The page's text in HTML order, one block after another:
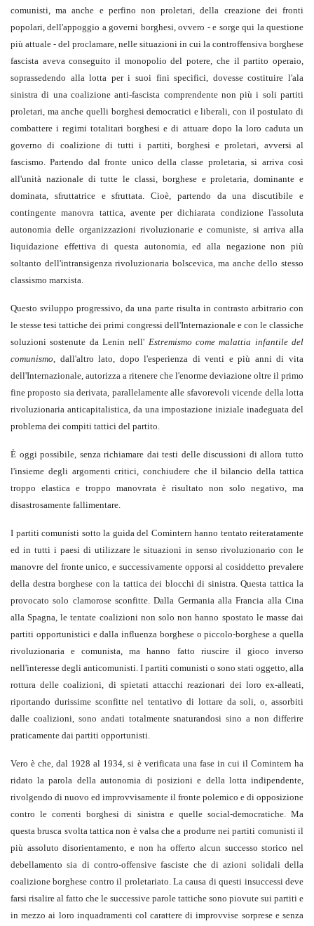
comunisti, ma anche e perfino non proletari, della creazione dei fronti
popolari, dell'appoggio a governi borghesi, ovvero - e sorge qui la questione
più attuale - del proclamare, nelle situazioni in cui la controffensiva borghese
fascista aveva conseguito il monopolio del potere, che il partito operaio,
soprassedendo alla lotta per i suoi fini specifici, dovesse costituire l'ala
sinistra di una coalizione anti-fascista comprendente non più i soli partiti
proletari, ma anche quelli borghesi democratici e liberali, con il postulato di
combattere i regimi totalitari borghesi e di attuare dopo la loro caduta un
governo di coalizione di tutti i partiti, borghesi e proletari, avversi al
fascismo. Partendo dal fronte unico della classe proletaria, si arriva così
all'unità nazionale di tutte le classi, borghese e proletaria, dominante e
dominata, sfruttatrice e sfruttata. Cioè, partendo da una discutibile e
contingente manovra tattica, avente per dichiarata condizione l'assoluta
autonomia delle organizzazioni rivoluzionarie e comuniste, si arriva alla
liquidazione effettiva di questa autonomia, ed alla negazione non più
soltanto dell'intransigenza rivoluzionaria bolscevica, ma anche dello stesso
classismo marxista.
Questo sviluppo progressivo, da una parte risulta in contrasto arbitrario con
le stesse tesi tattiche dei primi congressi dell'Internazionale e con le classiche
soluzioni sostenute da Lenin nell' Estremismo come malattia infantile del
comunismo, dall'altro lato, dopo l'esperienza di venti e più anni di vita
dell'Internazionale, autorizza a ritenere che l'enorme deviazione oltre il primo
fine proposto sia derivata, parallelamente alle sfavorevoli vicende della lotta
rivoluzionaria anticapitalistica, da una impostazione iniziale inadeguata del
problema dei compiti tattici del partito.
È oggi possibile, senza richiamare dai testi delle discussioni di allora tutto
l'insieme degli argomenti critici, conchiudere che il bilancio della tattica
troppo elastica e troppo manovrata è risultato non solo negativo, ma
disastrosamente fallimentare.
I partiti comunisti sotto la guida del Comintern hanno tentato reiteratamente
ed in tutti i paesi di utilizzare le situazioni in senso rivoluzionario con le
manovre del fronte unico, e successivamente opporsi al cosiddetto prevalere
della destra borghese con la tattica dei blocchi di sinistra. Questa tattica la
provocato solo clamorose sconfitte. Dalla Germania alla Francia alla Cina
alla Spagna, le tentate coalizioni non solo non hanno spostato le masse dai
partiti opportunistici e dalla influenza borghese o piccolo-borghese a quella
rivoluzionaria e comunista, ma hanno fatto riuscire il gioco inverso
nell'interesse degli anticomunisti. I partiti comunisti o sono stati oggetto, alla
rottura delle coalizioni, di spietati attacchi reazionari dei loro ex-alleati,
riportando durissime sconfitte nel tentativo di lottare da soli, o, assorbiti
dalle coalizioni, sono andati totalmente snaturandosi sino a non differire
praticamente dai partiti opportunisti.
Vero è che, dal 1928 al 1934, si è verificata una fase in cui il Comintern ha
ridato la parola della autonomia di posizioni e della lotta indipendente,
rivolgendo di nuovo ed improvvisamente il fronte polemico e di opposizione
contro le correnti borghesi di sinistra e quelle social-democratiche. Ma
questa brusca svolta tattica non è valsa che a produrre nei partiti comunisti il
più assoluto disorientamento, e non ha offerto alcun successo storico nel
debellamento sia di contro-offensive fasciste che di azioni solidali della
coalizione borghese contro il proletariato. La causa di questi insuccessi deve
farsi risalire al fatto che le successive parole tattiche sono piovute sui partiti e
in mezzo ai loro inquadramenti col carattere di improvvise sorprese e senza